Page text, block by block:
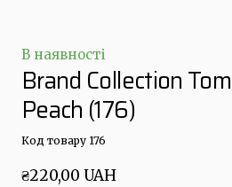
В наявності
Brand Collection
Peach (176)
Код товару 176
₴220,00 UAH